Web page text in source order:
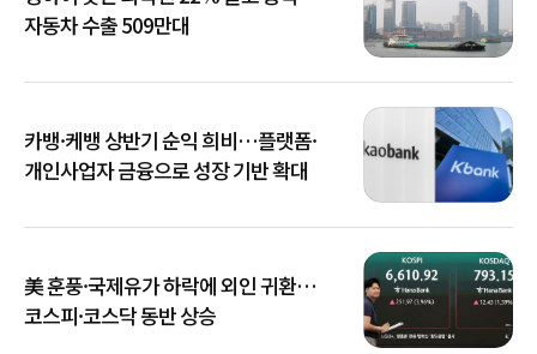
자동차 수출 509만대
카뱅·케뱅 상반기 순익 희비…플랫폼·
개인사업자 금융으로 성장 기반 확대
美 훈풍·국제유가 하락에 외인 귀환…
코스피·코스닥 동반 상승